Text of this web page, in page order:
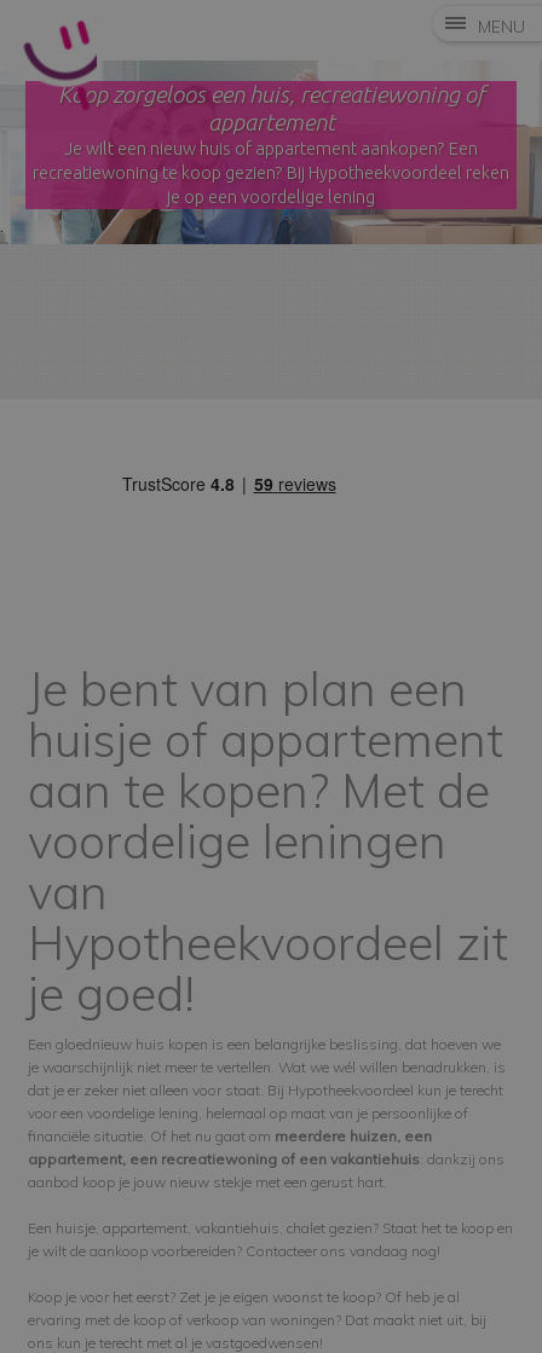
MENU
Koop zorgeloos een huis, recreatiewoning of
appartement
Je wilt een nieuw huis of appartement aankopen? Een
recreatiewoning te koop gezien? Bij Hypotheekvoordeel reken
je op een voordelige lening
Je bent van plan een
huisje of appartement
aan te kopen? Met de
voordelige leningen
van
Hypotheekvoordeel zit
je goed!
Een gloednieuw huis kopen is een belangrijke beslissing, dat hoeven we
je waarschijnlijk niet meer te vertellen. Wat we wél willen benadrukken, is
dat je er zeker niet alleen voor staat. Bij Hypotheekvoordeel kun je terecht
voor een voordelige lening, helemaal op maat van je persoonlijke of
financiële situatie. Of het nu gaat om meerdere huizen, een
appartement, een recreatiewoning of een vakantiehuis: dankzij ons
aanbod koop je jouw nieuw stekje met een gerust hart.
Een huisje, appartement, vakantiehuis, chalet gezien? Staat het te koop en
je wilt de aankoop voorbereiden? Contacteer ons vandaag nog!
Koop je voor het eerst? Zet je je eigen woonst te koop? Of heb je al
ervaring met de koop of verkoop van woningen? Dat maakt niet uit, bij
ons kun je terecht met al je vastgoedwensen!